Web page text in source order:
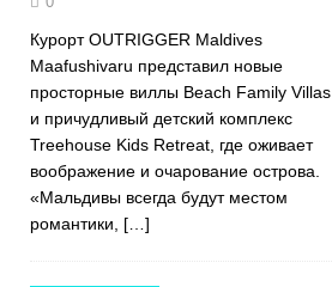
2025 ]
месяц в Nova
Курорт OUTRIGGER Maldives
Maafushivaru представил новые
просторные виллы Beach Family Villas
и причудливый детский комплекс
Treehouse Kids Retreat, где оживает
воображение и очарование острова.
«Мальдивы всегда будут местом
романтики, […]